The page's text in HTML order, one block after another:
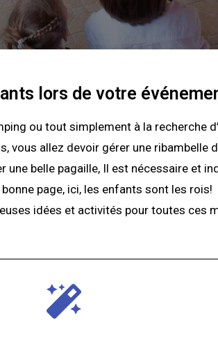
lors de votre
ou tout simplement à la recherche
vous allez devoir gérer une ribambelle
belle pagaille, Il est nécessaire et
page, ici, les enfants sont les rois!
idées et activités pour toutes ces